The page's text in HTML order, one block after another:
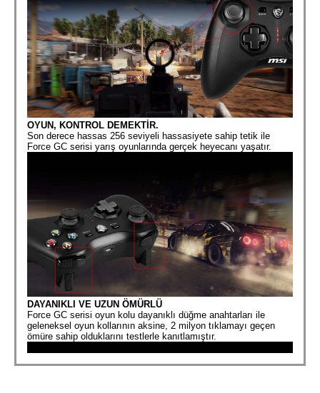
OYUN, KONTROL DEMEKTİR.
Son derece hassas 256 seviyeli hassasiyete sahip tetik ile
Force GC serisi yarış oyunlarında gerçek heyecanı yaşatır.
DAYANIKLI VE UZUN ÖMÜRLÜ
Force GC serisi oyun kolu dayanıklı düğme anahtarları ile
geleneksel oyun kollarının aksine, 2 milyon tıklamayı geçen
ömüre sahip olduklarını testlerle kanıtlamıştır.